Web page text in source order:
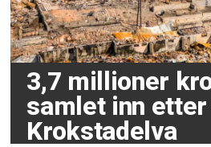
3,7 millioner
samlet inn etter
Krokstadelva